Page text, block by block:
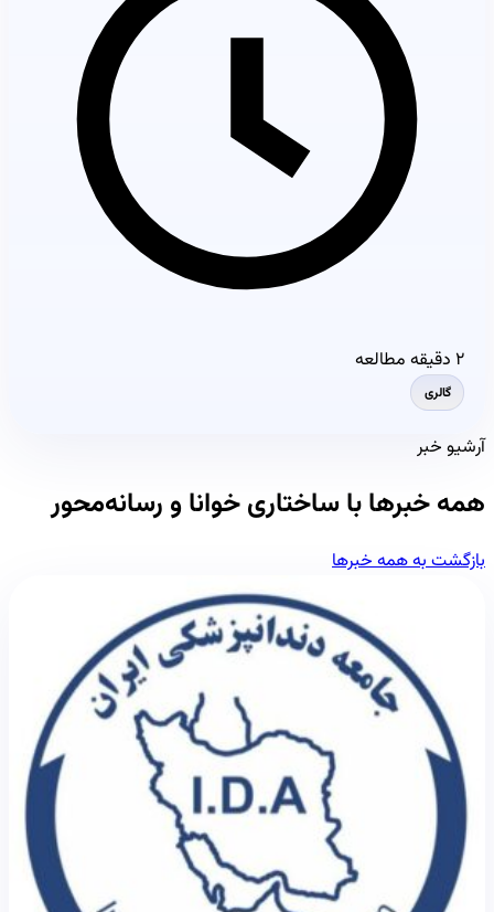
۲ دقیقه مطالعه
گالری
آرشیو خبر
همه خبرها با ساختاری خوانا و رسانه‌محور
بازگشت به همه خبرها